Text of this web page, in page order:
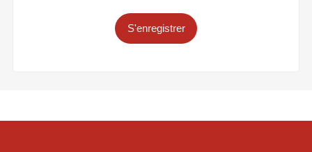
S'enregistrer